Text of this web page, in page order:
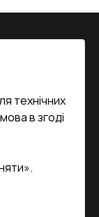
технічних
в згоді